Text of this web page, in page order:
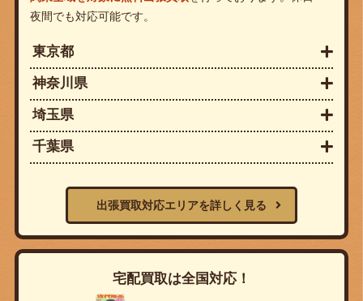
夜間でも対応可能です。
東京都
神奈川県
埼玉県
千葉県
出張買取対応エリアを詳しく見る
宅配買取は全国対応！